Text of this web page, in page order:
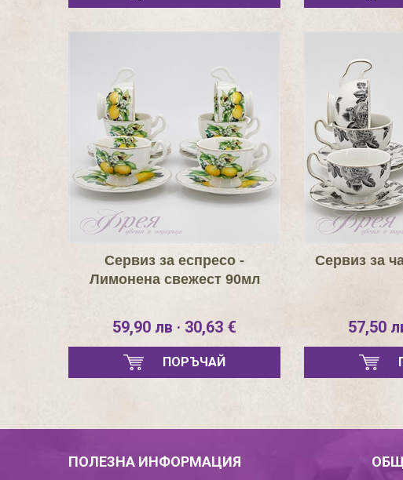
Сервиз за еспресо -
Лимонена свежест 90мл
59,90 лв · 30,63 €
ПОРЪЧАЙ
Сервиз за
57,50
ПОЛЕЗНА ИНФОРМАЦИЯ